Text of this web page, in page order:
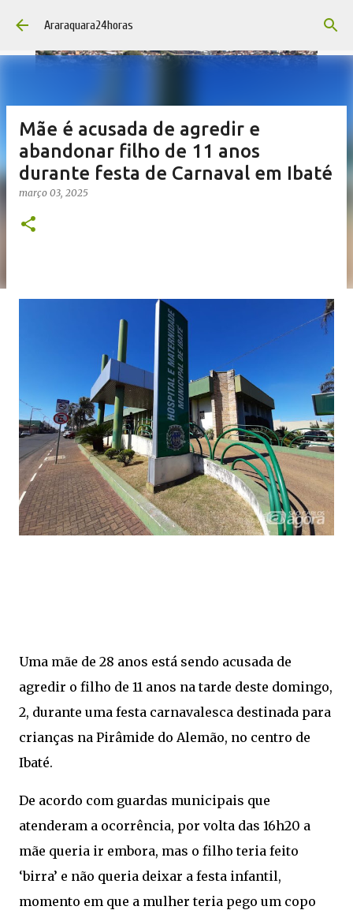
Pular para o conteúdo principal
Araraquara24horas
Mãe é acusada de agredir e
abandonar filho de 11 anos
durante festa de Carnaval em Ibaté
março 03, 2025
Uma mãe de 28 anos está sendo acusada de
agredir o filho de 11 anos na tarde deste domingo,
2, durante uma festa carnavalesca destinada para
crianças na Pirâmide do Alemão, no centro de
Ibaté.
De acordo com guardas municipais que
atenderam a ocorrência, por volta das 16h20 a
mãe queria ir embora, mas o filho teria feito
‘birra’ e não queria deixar a festa infantil,
momento em que a mulher teria pego um copo